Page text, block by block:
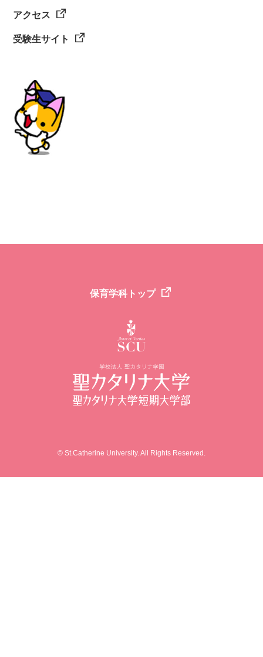
アクセス
受験生サイト
保育学科トップ
© St.Catherine University. All Rights Reserved.